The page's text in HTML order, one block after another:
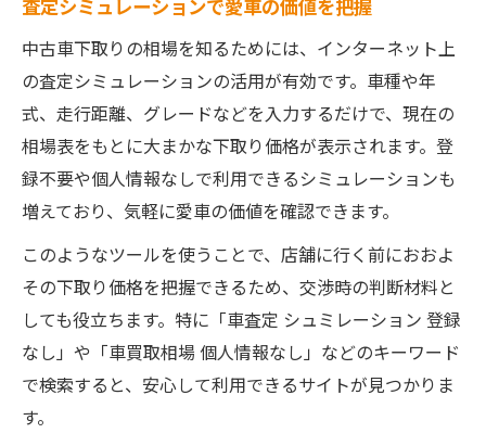
査定シミュレーションで愛車の価値を把握
中古車下取りの相場を知るためには、インターネット上
の査定シミュレーションの活用が有効です。車種や年
式、走行距離、グレードなどを入力するだけで、現在の
相場表をもとに大まかな下取り価格が表示されます。登
録不要や個人情報なしで利用できるシミュレーションも
増えており、気軽に愛車の価値を確認できます。
このようなツールを使うことで、店舗に行く前におおよ
その下取り価格を把握できるため、交渉時の判断材料と
しても役立ちます。特に「車査定 シュミレーション 登録
なし」や「車買取相場 個人情報なし」などのキーワード
で検索すると、安心して利用できるサイトが見つかりま
す。